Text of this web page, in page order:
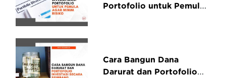
Portofolio untuk Pemula
Cara Bangun Dana
Darurat dan Portofolio